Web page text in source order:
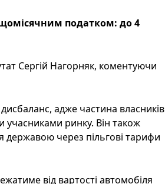
податком: до 4
Сергій Нагорняк, коментуючи
адже частина власників
учасниками ринку. Він також
державою через пільгові тарифи
від вартості автомобіля